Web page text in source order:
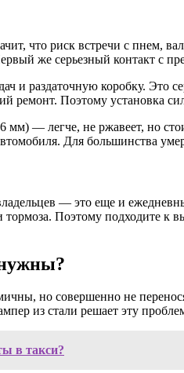
что риск встречи с пнем,
же серьезный контакт с
и раздаточную коробку.
ремонт. Поэтому установка
— легче, не ржавеет, но
Для большинства
— это еще и
Поэтому подходите
но совершенно не
из стали решает эту
в такси?